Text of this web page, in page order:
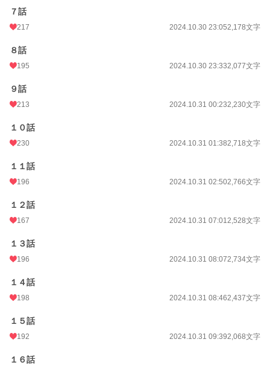
７話
217 2024.10.30 23:052,178文字
８話
195 2024.10.30 23:332,077文字
９話
213 2024.10.31 00:232,230文字
１０話
230 2024.10.31 01:382,718文字
１１話
196 2024.10.31 02:502,766文字
１２話
167 2024.10.31 07:012,528文字
１３話
196 2024.10.31 08:072,734文字
１４話
198 2024.10.31 08:462,437文字
１５話
192 2024.10.31 09:392,068文字
１６話